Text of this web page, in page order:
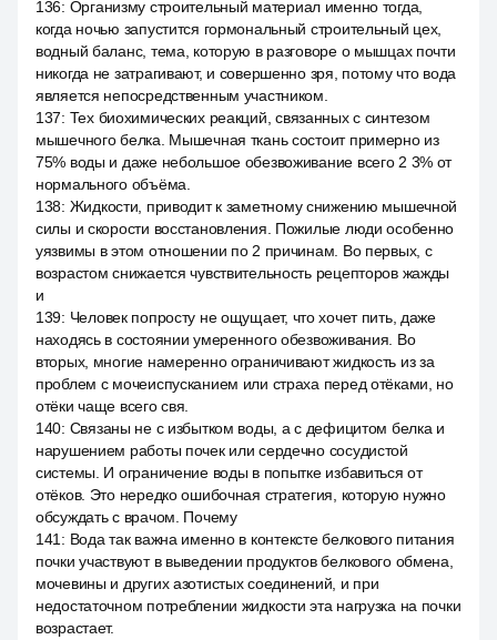
136: Организму строительный материал именно тогда,
когда ночью запустится гормональный строительный цех,
водный баланс, тема, которую в разговоре о мышцах почти
никогда не затрагивают, и совершенно зря, потому что вода
является непосредственным участником.
137: Тех биохимических реакций, связанных с синтезом
мышечного белка. Мышечная ткань состоит примерно из
75% воды и даже небольшое обезвоживание всего 2 3% от
нормального объёма.
138: Жидкости, приводит к заметному снижению мышечной
силы и скорости восстановления. Пожилые люди особенно
уязвимы в этом отношении по 2 причинам. Во первых, с
возрастом снижается чувствительность рецепторов жажды
и
139: Человек попросту не ощущает, что хочет пить, даже
находясь в состоянии умеренного обезвоживания. Во
вторых, многие намеренно ограничивают жидкость из за
проблем с мочеиспусканием или страха перед отёками, но
отёки чаще всего свя.
140: Связаны не с избытком воды, а с дефицитом белка и
нарушением работы почек или сердечно сосудистой
системы. И ограничение воды в попытке избавиться от
отёков. Это нередко ошибочная стратегия, которую нужно
обсуждать с врачом. Почему
141 : Вода так важна именно в контексте белкового питания
почки участвуют в выведении продуктов белкового обмена,
мочевины и других азотистых соединений, и при
недостаточном потреблении жидкости эта нагрузка на почки
возрастает.